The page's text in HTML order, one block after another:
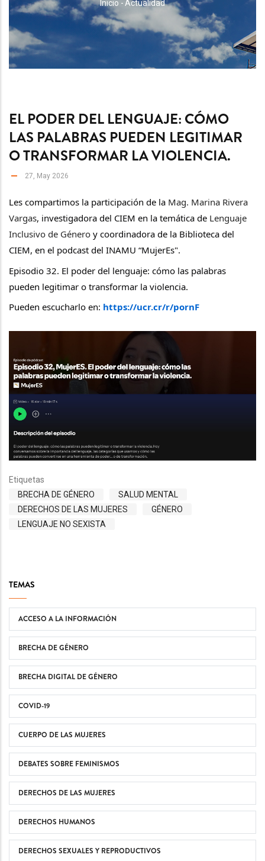
RUTA
DE
NAVEGACIÓN
Inicio -Actualidad
EL PODER DEL LENGUAJE: CÓMO
LAS PALABRAS PUEDEN LEGITIMAR
O TRANSFORMAR LA VIOLENCIA.
27, May 2026
Les compartimos la participación de la Mag. Marina Rivera
Vargas, investigadora del CIEM en la temática de Lenguaje
Inclusivo de Género y coordinadora de la Biblioteca del
CIEM, en el podcast del INAMU “MujerEs".
Episodio 32. El poder del lenguaje: cómo las palabras
pueden legitimar o transformar la violencia.
Pueden escucharlo en: https://ucr.cr/r/pornF
Etiquetas
BRECHA DE GÉNERO
SALUD MENTAL
DERECHOS DE LAS MUJERES
GÉNERO
LENGUAJE NO SEXISTA
TEMAS
ACCESO A LA INFORMACIÓN
BRECHA DE GÉNERO
BRECHA DIGITAL DE GÉNERO
COVID-19
CUERPO DE LAS MUJERES
DEBATES SOBRE FEMINISMOS
DERECHOS DE LAS MUJERES
DERECHOS HUMANOS
DERECHOS SEXUALES Y REPRODUCTIVOS